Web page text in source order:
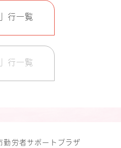
行一覧
行一覧
勤労者サポートプラザ